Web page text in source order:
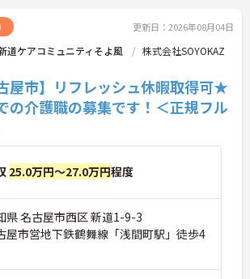
更新日：2026年08月04日
道ケアコミュニティそよ風
株式会社SOYOKAZ
屋市】リフレッシュ休暇取得可★
の介護職の募集です！＜正規フル
25.0万円～27.0万円程度
県 名古屋市西区 新道1-9-3
屋市営地下鉄鶴舞線「浅間町駅」徒歩4